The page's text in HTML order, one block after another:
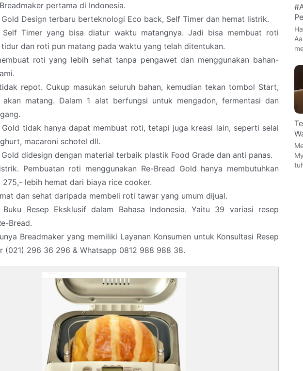
pertama di Indonesia.
Gold Design terbaru berteknologi Eco back, Self Timer dan hemat listrik.
Self Timer yang bisa diatur waktu matangnya. Jadi bisa membuat roti
tidur dan roti pun matang pada waktu yang telah ditentukan.
roti yang lebih sehat tanpa pengawet dan menggunakan bahan-
repot. Cukup masukan seluruh bahan, kemudian tekan tombol Start,
matang. Dalam 1 alat berfungsi untuk mengadon, fermentasi dan
Gold tidak hanya dapat membuat roti, tetapi juga kreasi lain, seperti selai
macaroni schotel dll.
Gold didesign dengan material terbaik plastik Food Grade dan anti panas.
Pembuatan roti menggunakan Re-Bread Gold hanya membutuhkan
275,- lebih hemat dari biaya rice cooker.
dan sehat daripada membeli roti tawar yang umum dijual.
Buku Resep Eksklusif dalam Bahasa Indonesia. Yaitu 39 variasi resep
Bread.
Breadmaker yang memiliki Layanan Konsumen untuk Konsultasi Resep
(021) 296 36 296 & Whatsapp 0812 988 988 38.